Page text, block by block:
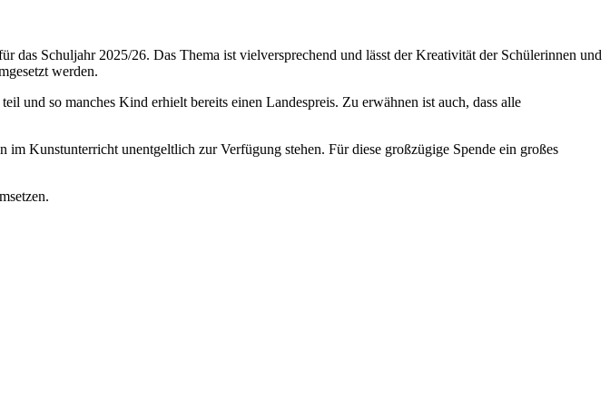
Schuljahr 2025/26. Das Thema ist vielversprechend und lässt der Kreativität der Schülerinnen und
werden.
und so manches Kind erhielt bereits einen Landespreis. Zu erwähnen ist auch, dass alle
Kunstunterricht unentgeltlich zur Verfügung stehen. Für diese großzügige Spende ein großes